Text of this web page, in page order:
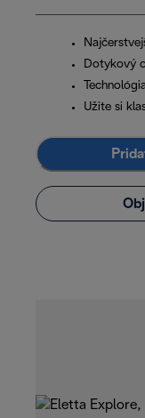
Dotykový
Užite si